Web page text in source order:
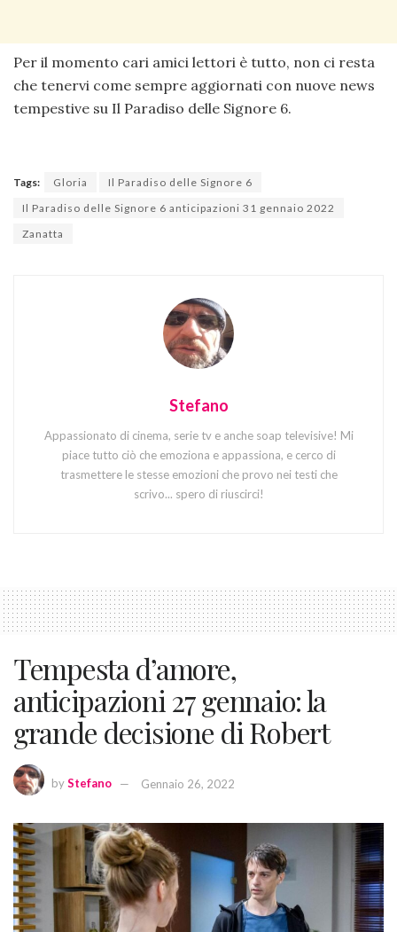
Per il momento cari amici lettori è tutto, non ci resta
che tenervi come sempre aggiornati con nuove news
tempestive su Il Paradiso delle Signore 6.
Tags: Gloria
Il Paradiso delle Signore 6
Il Paradiso delle Signore 6 anticipazioni 31 gennaio 2022
Zanatta
Stefano
Appassionato di cinema, serie tv e anche soap televisive! Mi
piace tutto ciò che emoziona e appassiona, e cerco di
trasmettere le stesse emozioni che provo nei testi che
scrivo... spero di riuscirci!
Tempesta d’amore,
anticipazioni 27 gennaio: la
grande decisione di Robert
byStefano Gennaio 26, 2022